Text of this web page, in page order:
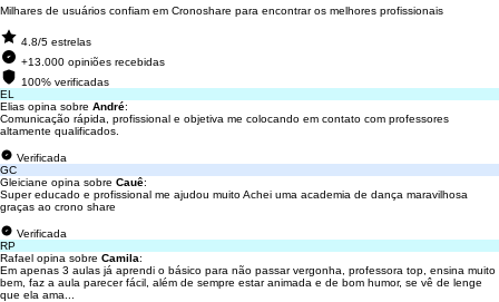
Milhares de usuários confiam em Cronoshare para encontrar os melhores profissionais
4.8/5 estrelas
+13.000 opiniões recebidas
100% verificadas
EL
Elias opina sobre André:
Comunicação rápida, profissional e objetiva me colocando em contato com professores
altamente qualificados.
Verificada
GC
Gleiciane opina sobre Cauê:
Super educado e profissional me ajudou muito Achei uma academia de dança maravilhosa
graças ao crono share
Verificada
RP
Rafael opina sobre Camila:
Em apenas 3 aulas já aprendi o básico para não passar vergonha, professora top, ensina muito
bem, faz a aula parecer fácil, além de sempre estar animada e de bom humor, se vê de lenge
que ela ama...